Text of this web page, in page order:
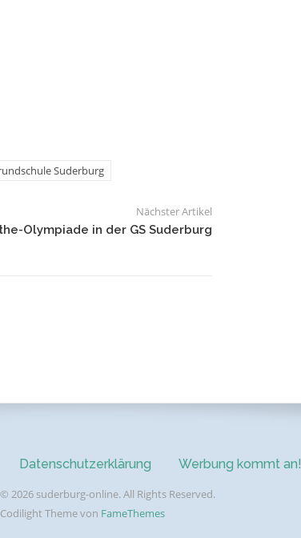
Suderburg
Nächster Artikel
Olympiade in der GS Suderburg
Datenschutzerklärung Werbung kommt an!
2026 suderburg-online. All Rights Reserved.
Codilight Theme von FameThemes